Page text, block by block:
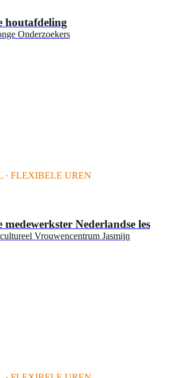
houtafdeling
Onderzoekers
· FLEXIBELE UREN
medewerkster Nederlandse les
Vrouwencentrum Jasmijn